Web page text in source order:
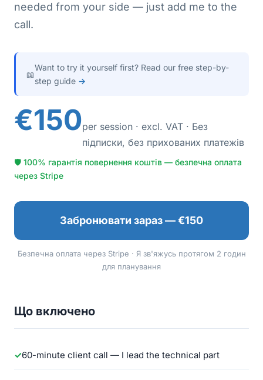
needed from your side — just add me to the
call.
📖
Want to try it yourself first? Read our free step-by-
step guide →
€150per session · excl. VAT · Без
підписки, без прихованих платежів
🛡 100% гарантія повернення коштів — безпечна оплата
через Stripe
Забронювати зараз — €150
Безпечна оплата через Stripe · Я зв'яжусь протягом 2 годин
для планування
Що включено
60-minute client call — I lead the technical part